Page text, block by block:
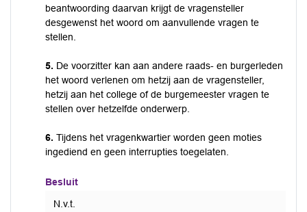
beantwoording daarvan krijgt de vragensteller
desgewenst het woord om aanvullende vragen te
stellen.
5. De voorzitter kan aan andere raads- en burgerleden
het woord verlenen om hetzij aan de vragensteller,
hetzij aan het college of de burgemeester vragen te
stellen over hetzelfde onderwerp.
6. Tijdens het vragenkwartier worden geen moties
ingediend en geen interrupties toegelaten.
Besluit
N.v.t.